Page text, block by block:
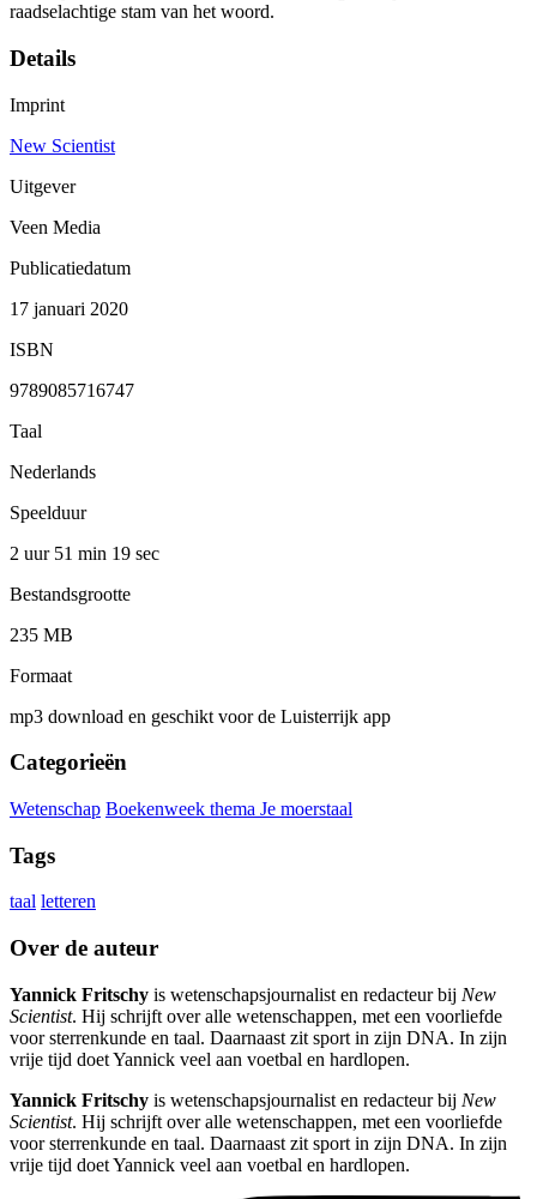
raadselachtige stam van het woord.
Details
Imprint
New Scientist
Uitgever
Veen Media
Publicatiedatum
17 januari 2020
ISBN
9789085716747
Taal
Nederlands
Speelduur
2 uur 51 min 19 sec
Bestandsgrootte
235 MB
Formaat
mp3 download en geschikt voor de Luisterrijk app
Categorieën
Wetenschap Boekenweek thema Je moerstaal
Tags
taal letteren
Over de auteur
Yannick Fritschy is wetenschapsjournalist en redacteur bij New
Scientist. Hij schrijft over alle wetenschappen, met een voorliefde
voor sterrenkunde en taal. Daarnaast zit sport in zijn DNA. In zijn
vrije tijd doet Yannick veel aan voetbal en hardlopen.
Yannick Fritschy is wetenschapsjournalist en redacteur bij New
Scientist. Hij schrijft over alle wetenschappen, met een voorliefde
voor sterrenkunde en taal. Daarnaast zit sport in zijn DNA. In zijn
vrije tijd doet Yannick veel aan voetbal en hardlopen.